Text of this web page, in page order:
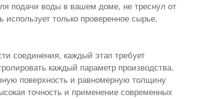
подачи воды в вашем доме, не треснул от
только проверенное сырье,
соединения, каждый этап требует
каждый параметр производства.
поверхность и равномерную толщину
точность и применение современных